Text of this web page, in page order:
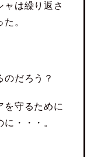
ャは繰り返さ
。
のだろう？
を守るために
・・・。